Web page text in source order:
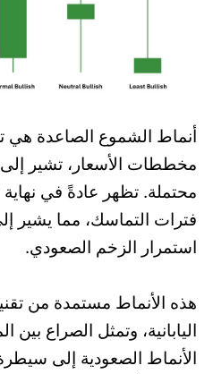
أنماط الشموع الصاعدة
مخططات الأسعار، تشير
محتملة. تظهر عادةً في
فترات التماسك، مما يشير
استمرار الزخم الصعودي.
هذه الأنماط مستمدة من
اليابانية، وتمثل الصراع بين
الأنماط الصعودية إلى